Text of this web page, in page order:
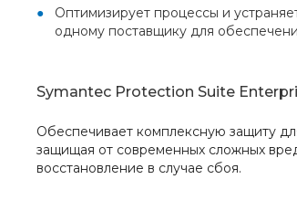
Оптимизирует процессы и
одному поставщику для
Symantec Protection Suite
Обеспечивает комплексную защиту
защищая от современных сложных
восстановление в случае сбоя.